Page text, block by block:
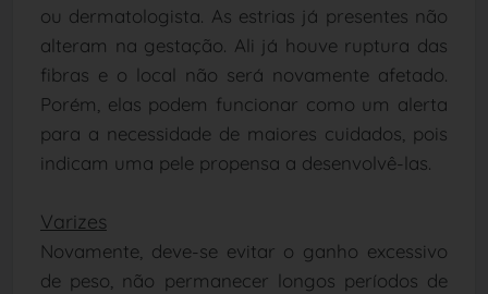
ou dermatologista. As estrias já presentes não
alteram na gestação. Ali já houve ruptura das
fibras e o local não será novamente afetado.
Porém, elas podem funcionar como um alerta
para a necessidade de maiores cuidados, pois
indicam uma pele propensa a desenvolvê-las.
Varizes
Novamente, deve-se evitar o ganho excessivo
de peso, não permanecer longos períodos de